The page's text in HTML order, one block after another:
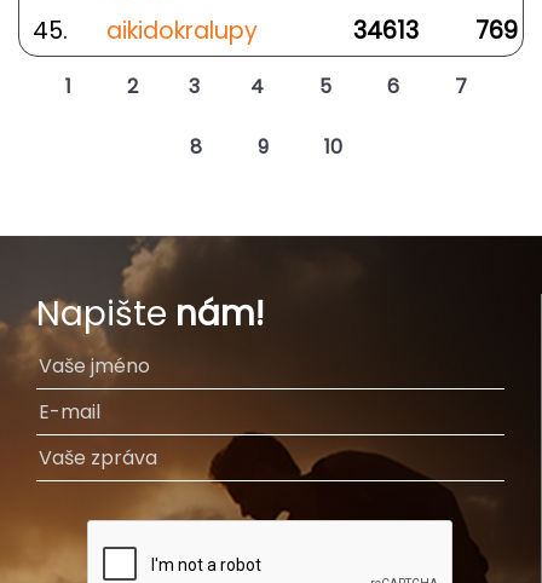
45.
aikidokralupy 34613 769
1 2 3 4 5 6 7
8 9 10
Napište nám!